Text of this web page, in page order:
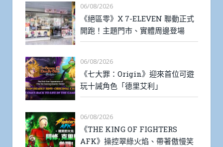
06/08/2026
《絕區零》X 7-ELEVEN 聯動正式
開跑！主題門市、實體周邊登場
06/08/2026
《七大罪：Origin》迎來首位可遊
玩十誡角色「德里艾利」
06/08/2026
《THE KING OF FIGHTERS
AFK》操控翠綠火焰、帶著傲慢笑